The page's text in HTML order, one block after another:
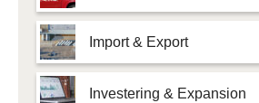
Import & Export
Investering & Expansion